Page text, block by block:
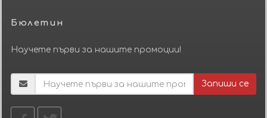
Бюлетин
Научете първи за нашите промоции!
Запиши се